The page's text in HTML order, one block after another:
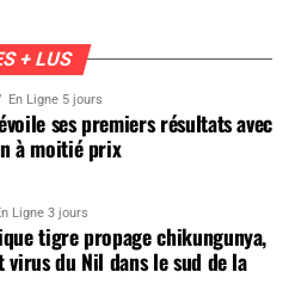
+ LUS
En Ligne 5 jours
ses premiers résultats avec
à moitié prix
Ligne 3 jours
tigre propage chikungunya,
virus du Nil dans le sud de la